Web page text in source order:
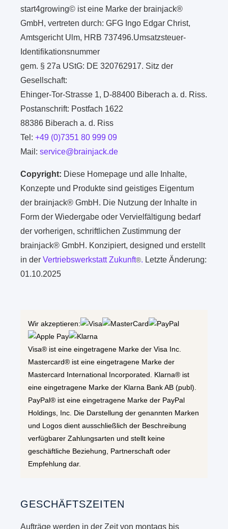
start4growing© ist eine Marke der brainjack®
GmbH, vertreten durch: GFG Ingo Edgar Christ,
Amtsgericht Ulm, HRB 737496.Umsatzsteuer-
Identifikationsnummer
gem. § 27a UStG: DE 320762917. Sitz der
Gesellschaft:
Ehinger-Tor-Strasse 1, D-88400 Biberach a. d. Riss.
Postanschrift: Postfach 1622
88386 Biberach a. d. Riss
Tel:+49 (0)7351 80 999 09
Mail:service@brainjack.de
Copyright: Diese Homepage und alle Inhalte,
Konzepte und Produkte sind geistiges Eigentum
der brainjack® GmbH. Die Nutzung der Inhalte in
Form der Wiedergabe oder Vervielfältigung bedarf
der vorherigen, schriftlichen Zustimmung der
brainjack® GmbH. Konzipiert, designed und erstellt
in derVertriebswerkstatt Zukunft®. Letzte Änderung:
01.10.2025
Wir akzeptieren:
Visa® ist eine eingetragene Marke der Visa Inc.
Mastercard® ist eine eingetragene Marke der
Mastercard International Incorporated. Klarna® ist
eine eingetragene Marke der Klarna Bank AB (publ).
PayPal® ist eine eingetragene Marke der PayPal
Holdings, Inc. Die Darstellung der genannten Marken
und Logos dient ausschließlich der Beschreibung
verfügbarer Zahlungsarten und stellt keine
geschäftliche Beziehung, Partnerschaft oder
Empfehlung dar.
GESCHÄFTSZEITEN
Aufträge werden in der Zeit von montags bis